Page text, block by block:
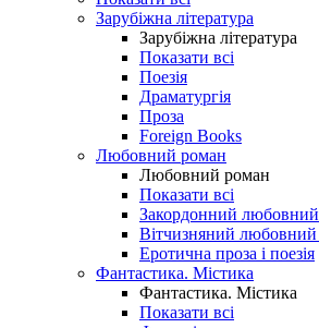
Зарубіжна література
Зарубіжна література
Показати всі
Поезія
Драматургія
Проза
Foreign Books
Любовний роман
Любовний роман
Показати всі
Закордонний
Вітчизняний
Еротична проза і поезія
Фантастика. Містика
Фантастика. Містика
Показати всі